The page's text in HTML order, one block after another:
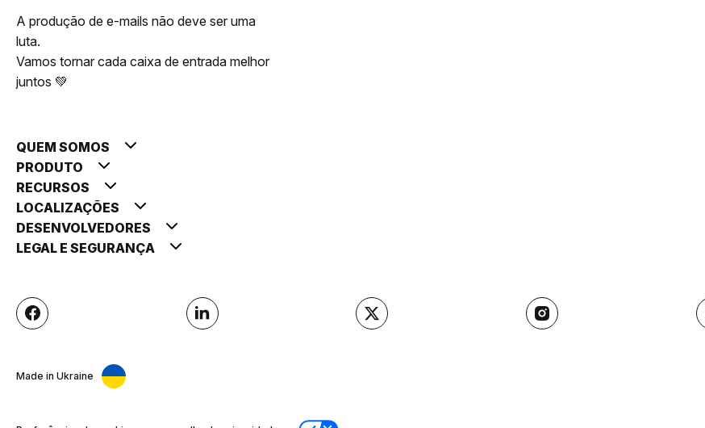
A produção de e-mails não deve ser uma
luta.
Vamos tornar cada caixa de entrada melhor
juntos 💚
QUEM SOMOS
PRODUTO
RECURSOS
LOCALIZAÇÕES
DESENVOLVEDORES
LEGAL E SEGURANÇA
Made in Ukraine